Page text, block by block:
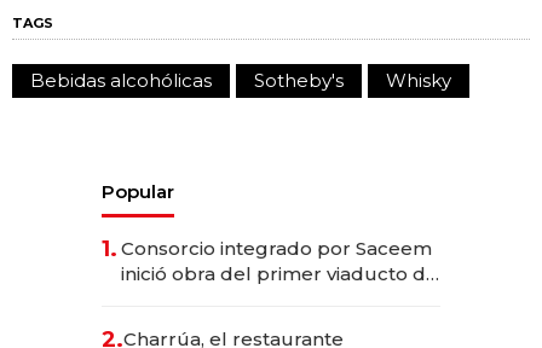
TAGS
Bebidas alcohólicas Sotheby's Whisky
Popular
1. Consorcio integrado por Saceem
inició obra del primer viaducto de
2.Charrúa, el restaurante